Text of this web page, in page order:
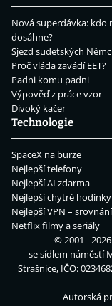
Nová superdávka: kdo
dosáhne?
Sjezd sudetských
Proč vláda zavádí EET?
Padni komu padni
Výpověď z práce vzor
Divoký kačer
Technologie
SpaceX na burze
Nejlepší telefony
Nejlepší AI zdarma
Nejlepší chytré hodinky
Nejlepší VPN – srovnání
Netflix filmy a seriály
© 2001 -
se sídlem náměstí
Strašnice, IČO:
Autorská